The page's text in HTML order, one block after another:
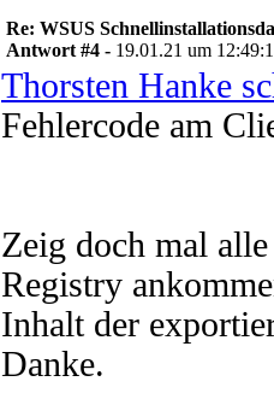
Re: WSUS
Antwort #4 - 19.01.21 um
Thorsten Hanke
Fehlercode am
Zeig doch mal
Registry
Inhalt der
Danke.